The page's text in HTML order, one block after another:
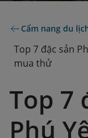
Cẩm nang du
Top 7 đặc sản
mua thử
Top 7
Phú